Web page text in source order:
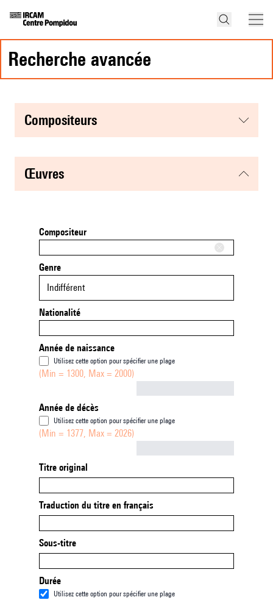
recherche avancée
compositeurs
œuvres
Compositeur
Genre
Indifférent
Nationalité
Année de naissance
Utilisez cette option pour spécifier une plage
(Min = 1300, Max = 2000)
Année de décès
Utilisez cette option pour spécifier une plage
(Min = 1377, Max = 2026)
Titre original
Traduction du titre en français
Sous-titre
Durée
Utilisez cette option pour spécifier une plage